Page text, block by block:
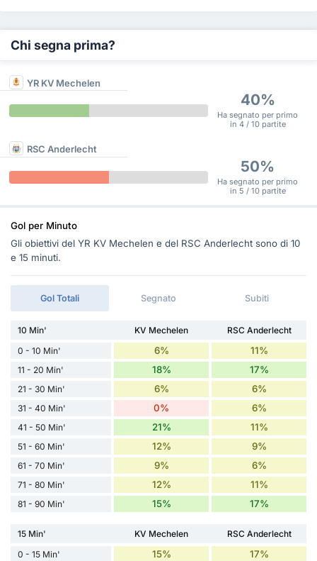
Chi segna prima?
YR KV Mechelen
40%
Ha segnato per primo
in 4 / 10 partite
RSC Anderlecht
50%
Ha segnato per primo
in 5 / 10 partite
Gol per Minuto
Gli obiettivi del YR KV Mechelen e del RSC Anderlecht sono di 10
e 15 minuti.
Gol Totali Segnato Subiti
10 Min' KV Mechelen
RSC Anderlecht
0 - 10 Min'
6% 11%
11 - 20 Min' 18% 17%
21 - 30 Min' 6% 6%
31 - 40 Min' 0% 6%
41 - 50 Min' 21% 11%
51 - 60 Min' 12% 9%
61 - 70 Min' 9% 6%
71 - 80 Min' 12% 11%
81 - 90 Min' 15% 17%
15 Min' KV Mechelen
RSC Anderlecht
0 - 15 Min'
15% 17%